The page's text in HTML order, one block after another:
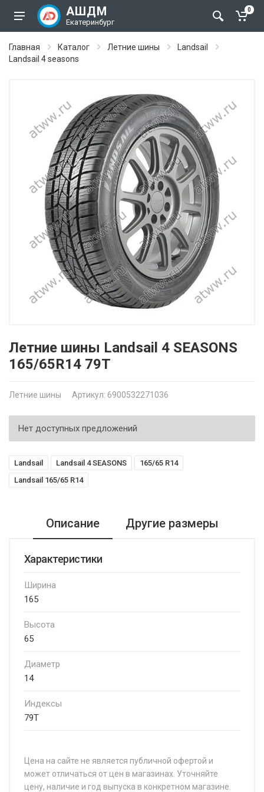
АШДМ
Екатеринбург
0
Главная Каталог Летние шины
Landsail
Landsail 4 seasons
Летние шины Landsail 4 SEASONS
165/65R14 79T
Летние шины Артикул: 6900532271036
Нет доступных предложений
Landsail Landsail 4 SEASONS
165/65 R14
Landsail 165/65 R14
Описание Другие размеры
Характеристики
Ширина
165
Высота
65
Диаметр
14
Индексы
79T
Цена на сайте не является публичной офертой и
может отличаться от цен в магазинах. Уточняйте
цену, наличие и год выпуска в конкретном магазине.